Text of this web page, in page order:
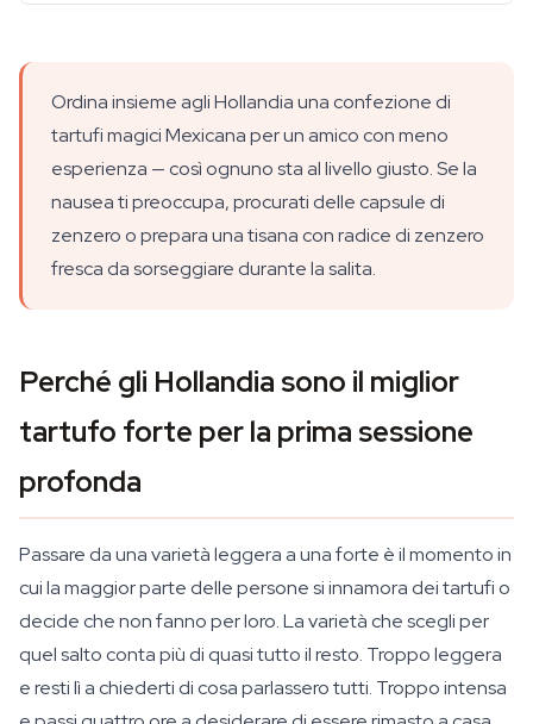
Ordina insieme agli Hollandia una confezione di
tartufi magici Mexicana per un amico con meno
esperienza — così ognuno sta al livello giusto. Se la
nausea ti preoccupa, procurati delle capsule di
zenzero o prepara una tisana con radice di zenzero
fresca da sorseggiare durante la salita.
Perché gli Hollandia sono il miglior
tartufo forte per la prima sessione
profonda
Passare da una varietà leggera a una forte è il momento in
cui la maggior parte delle persone si innamora dei tartufi o
decide che non fanno per loro. La varietà che scegli per
quel salto conta più di quasi tutto il resto. Troppo leggera
e resti lì a chiederti di cosa parlassero tutti. Troppo intensa